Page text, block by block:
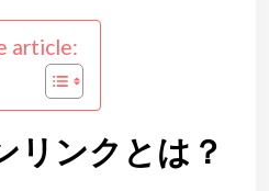
article:
リンクとは？